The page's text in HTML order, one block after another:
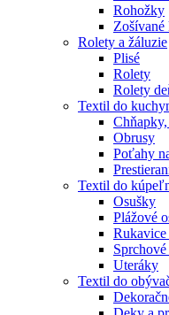
Rohožky
Zošívané
Rolety a žáluzie
Plisé
Rolety
Rolety
Textil do
Obrusy
Poťahy
Textil do
Osušky
Plážové
Uteráky
Textil do